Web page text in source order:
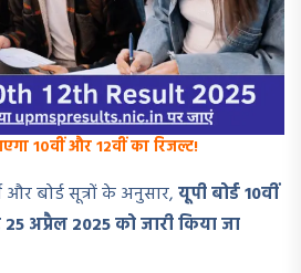
10वीं और 12वीं का रिजल्ट!
और बोर्ड सूत्रों के अनुसार,यूपी बोर्ड 10वीं
अप्रैल 2025 को जारी किया जा